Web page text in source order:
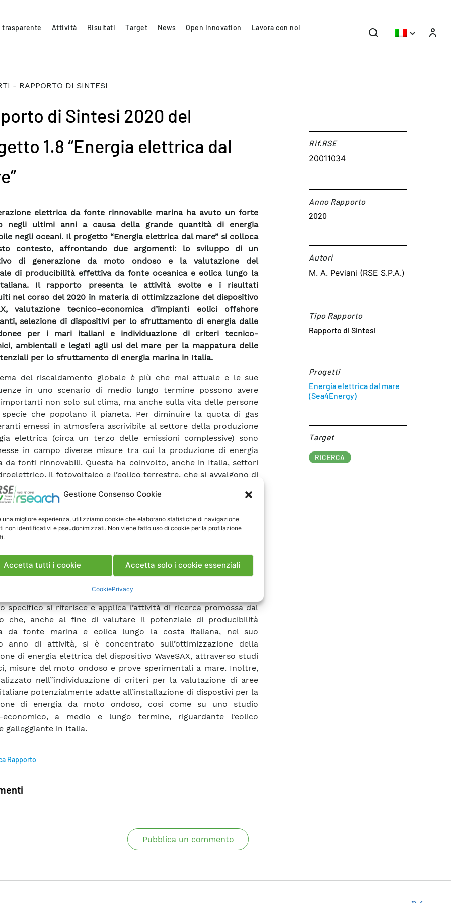
Gestione Consenso Cookie
una migliore esperienza, utilizziamo cookie che elaborano statistiche di navigazione
non identificativi e pseudonimizzati. Non viene fatto uso di cookie per la profilazione
Accetta tutti i cookie Accetta solo i cookie essenziali
CookiePrivacy
trasparente Attività Risultati Target News Open Innovation Lavora con noi
- RAPPORTO DI SINTESI
di Sintesi 2020 del
1.8 “Energia elettrica dal
elettrica da fonte rinnovabile marina ha avuto un forte
negli ultimi anni a causa della grande quantità di energia
negli oceani. Il progetto “Energia elettrica dal mare” si colloca
contesto, affrontando due argomenti: lo sviluppo di un
di generazione da moto ondoso e la valutazione del
di producibilità effettiva da fonte oceanica e eolica lungo la
Il rapporto presenta le attività svolte e i risultati
nel corso del 2020 in materia di ottimizzazione del dispositivo
valutazione tecnico-economica d’impianti eolici offshore
selezione di dispositivi per lo sfruttamento di energia dalle
per i mari italiani e individuazione di criteri tecnico-
ambientali e legati agli usi del mare per la mappatura delle
per lo sfruttamento di energia marina in Italia.
del riscaldamento globale è più che mai attuale e le sue
in uno scenario di medio lungo termine possono avere
non solo sul clima, ma anche sulla vita delle persone
che popolano il pianeta. Per diminuire la quota di gas
emessi in atmosfera ascrivibile al settore della produzione
elettrica (circa un terzo delle emissioni complessive) sono
in campo diverse misure tra cui la produzione di energia
da fonti rinnovabili. Questa ha coinvolto, anche in Italia, settori
il fotovoltaico e l’eolico terrestre, che si avvalgono di
già mature e largamente diffuse. Tuttavia, in uno scenario di
termine
interesse è, infatti, rivolto, anche in ambito nazionale, allo
tecnologico in un settore – quello della conversione di energia
Fra queste rientrano sicuramente la realizzazione e messa a
di dispositivi di costo contenuto, la specializzazione dei
di infrastrutture costiere per la loro installazione. A questo
specifico si riferisce e applica l’attività di ricerca promossa dal
che, anche al fine di valutare il potenziale di producibilità
da fonte marina e eolica lungo la costa italiana, nel suo
anno di attività, si è concentrato sull’ottimizzazione della
di energia elettrica del dispositivo WaveSAX, attraverso studi
misure del moto ondoso e prove sperimentali a mare. Inoltre,
nell’’individuazione di criteri per la valutazione di aree
potenzialmente adatte all’installazione di dispostivi per la
di energia da moto ondoso, cosi come su uno studio
economico, a medio e lungo termine, riguardante l‘eolico
galleggiante in Italia.
Rapporto
Rif.RSE​
20011034
Anno Rapporto
2020
Autori​
M. A. Peviani (RSE S.P.A.)
Tipo Rapporto
Rapporto di Sintesi
Progetti
Energia elettrica dal mare
(Sea4Energy)
Target​
RICERCA
Pubblica un commento